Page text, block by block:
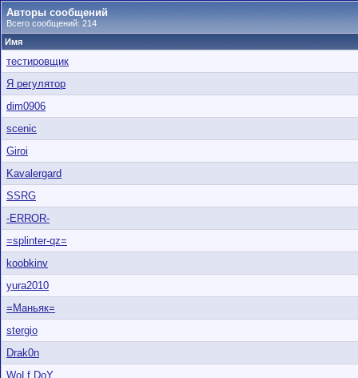
Авторы сообщений
Всего сообщений: 214
Имя
тестировщик
Я регулятор
dim0906
scenic
Giroi
Kavalergard
SSRG
-ERROR-
=splinter-qz=
koobkinv
yura2010
=Маньяк=
stergio
Drak0n
WoLf DoY